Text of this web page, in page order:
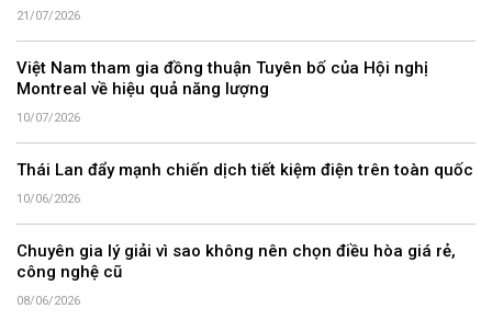
21/07/2026
Việt Nam tham gia đồng thuận Tuyên bố của Hội nghị
Montreal về hiệu quả năng lượng
10/07/2026
Thái Lan đẩy mạnh chiến dịch tiết kiệm điện trên toàn quốc
10/06/2026
Chuyên gia lý giải vì sao không nên chọn điều hòa giá rẻ,
công nghệ cũ
08/06/2026